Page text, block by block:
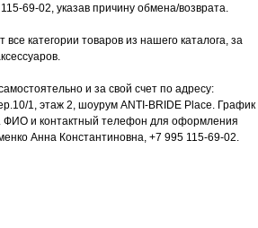
69-02, указав причину обмена/возврата.
категории товаров из нашего каталога, за
и за свой счет по адресу:
1, этаж 2, шоурум ANTI-BRIDE Place. График
ФИО и контактный телефон для оформления
Анна Константиновна, +7 995 115-69-02.